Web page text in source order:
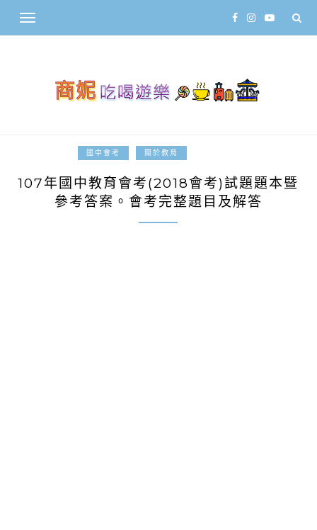
國中會考 關於教育
107年國中教育會考(2018會考)試題題本暨
參考答案。會考完整題目及解答